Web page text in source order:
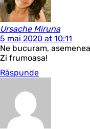
Ursache Miruna
5 mai 2020 at 10:11
Ne bucuram,
Zi frumoasa!
Răspunde